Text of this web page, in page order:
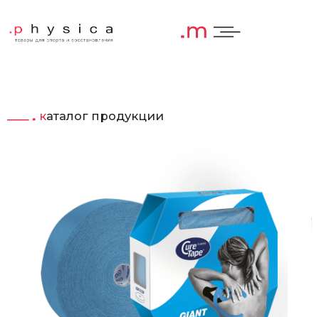
каталог продукции